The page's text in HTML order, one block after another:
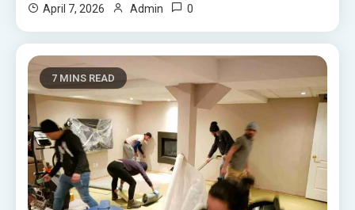
April 7, 2026 Admin 0
7 MINS READ